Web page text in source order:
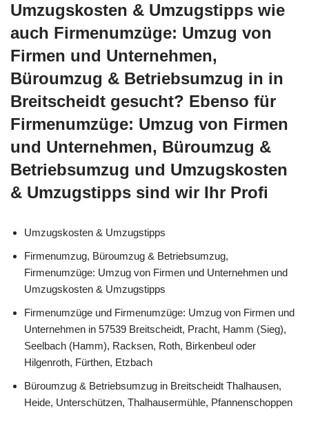
Umzugskosten & Umzugstipps wie
auch Firmenumzüge: Umzug von
Firmen und Unternehmen,
Büroumzug & Betriebsumzug in in
Breitscheidt gesucht? Ebenso für
Firmenumzüge: Umzug von Firmen
und Unternehmen, Büroumzug &
Betriebsumzug und Umzugskosten
& Umzugstipps sind wir Ihr Profi
Umzugskosten & Umzugstipps
Firmenumzug, Büroumzug & Betriebsumzug,
Firmenumzüge: Umzug von Firmen und Unternehmen und
Umzugskosten & Umzugstipps
Firmenumzüge und Firmenumzüge: Umzug von Firmen und
Unternehmen in 57539 Breitscheidt, Pracht, Hamm (Sieg),
Seelbach (Hamm), Racksen, Roth, Birkenbeul oder
Hilgenroth, Fürthen, Etzbach
Büroumzug & Betriebsumzug in Breitscheidt Thalhausen,
Heide, Unterschützen, Thalhausermühle, Pfannenschoppen